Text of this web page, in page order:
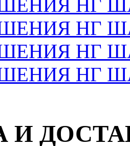
НГ
НГ
НГ
НГ
И